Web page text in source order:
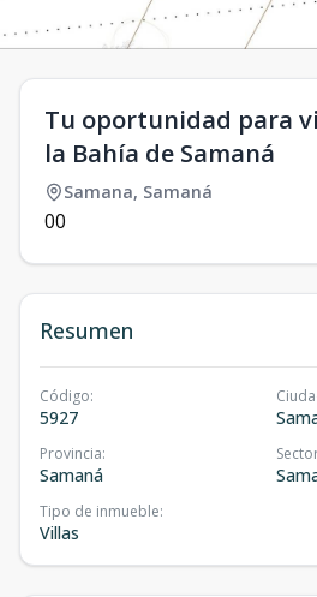
Tu oportunidad para
la Bahía de Samaná
Samana, Samaná
00
Resumen
Código:
5927
Provincia:
Samaná
Tipo de inmueble:
Villas